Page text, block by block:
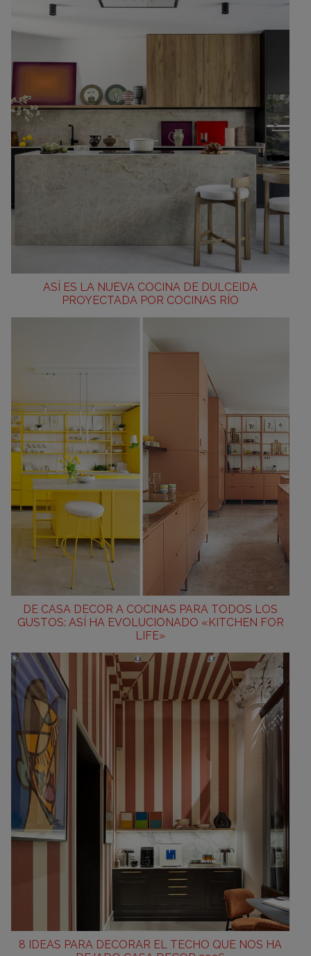
ASÍ ES LA NUEVA COCINA DE DULCEIDA
PROYECTADA POR COCINAS RÍO
DE CASA DECOR A COCINAS PARA TODOS LOS
GUSTOS: ASÍ HA EVOLUCIONADO «KITCHEN FOR
LIFE»
8 IDEAS PARA DECORAR EL TECHO QUE NOS HA